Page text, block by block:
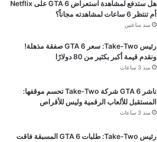
هل ستدفع لمشاهدة استعراض GTA 6 على Netflix
أم تنتظر 6 ساعات لمشاهدته مجاناً؟
منذ ساعتين
رئيس Take-Two: سعر GTA 6 صفقة مذهلة!
ونقدم قيمة أكبر بكثير من 80 دولارًا
منذ 3 ساعات
ناشر GTA 6 شركة Take-Two تحسم موقفها:
المستقبل للألعاب الرقمية وليس للأقراص
منذ 3 ساعات
رئيس Take-Two: طلبات GTA 6 المسبقة فاقت